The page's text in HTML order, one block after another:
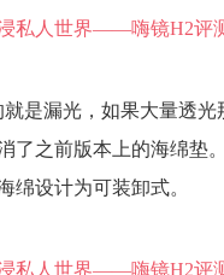
是漏光，如果大量透
了之前版本上的海绵垫
绵设计为可装卸式。